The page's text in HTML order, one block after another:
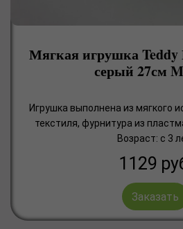
Мягкая игрушка
серый 27см
Игрушка выполнена из мягкого
текстиля, фурнитура из
Возраст: с 3
1129
Заказать